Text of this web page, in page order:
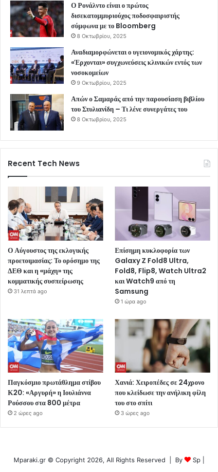
Ο Ρονάλντο είναι ο πρώτος
δισεκατομμυριούχος ποδοσφαιριστής
σύμφωνα με το Bloomberg
8 Οκτωβρίου, 2025
Αναδιαμορφώνεται ο υγειονομικός χάρτης:
«Έρχονται» συγχωνεύσεις κλινικών εντός των
νοσοκομείων
9 Οκτωβρίου, 2025
Απών ο Σαμαράς από την παρουσίαση βιβλίου
του Στυλιανίδη – Τι λένε συνεργάτες του
8 Οκτωβρίου, 2025
Recent Tech News
Ο Αύγουστος της εκλογικής
προετοιμασίας: Το ορόσημο της
ΔΕΘ και η «μάχη» της
κομματικής συσπείρωσης
31 λεπτά ago
Επίσημη κυκλοφορία των
Galaxy Z Fold8 Ultra,
Fold8, Flip8, Watch Ultra2
και Watch9 από τη
Samsung
1 ώρα ago
Παγκόσμιο πρωτάθλημα στίβου
Κ20: «Αργυρή» η Ιουλιάννα
Ρούσσου στα 800 μέτρα
2 ώρες ago
Χανιά: Χειροπέδες σε 24χρονο
που κλείδωσε την ανήλικη φίλη
του στο σπίτι
3 ώρες ago
Mparaki.gr © Copyright 2026, All Rights Reserved | By Sp